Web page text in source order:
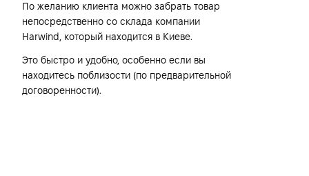
По желанию клиента можно забрать товар
непосредственно со склада компании
Harwind, который находится в Киеве.
Это быстро и удобно, особенно если вы
находитесь поблизости (по предварительной
договоренности).